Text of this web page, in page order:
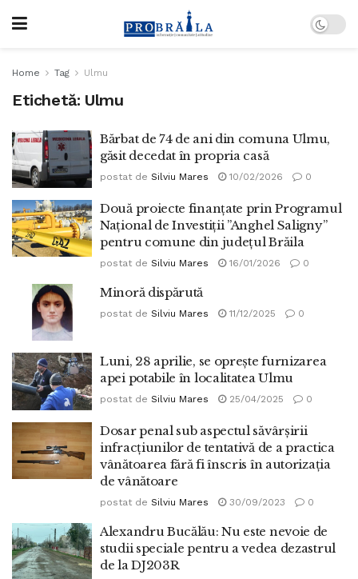
Home Tag Ulmu
Etichetă: Ulmu
Bărbat de 74 de ani din comuna Ulmu,
găsit decedat în propria casă
postat de Silviu Mares 10/02/2026 0
Două proiecte finanțate prin Programul
Național de Investiții ”Anghel Saligny”
pentru comune din județul Brăila
postat de Silviu Mares 16/01/2026 0
Minoră dispărută
postat de Silviu Mares 11/12/2025 0
Luni, 28 aprilie, se oprește furnizarea
apei potabile în localitatea Ulmu
postat de Silviu Mares 25/04/2025 0
Dosar penal sub aspectul săvârșirii
infracțiunilor de tentativă de a practica
vânătoarea fără fi înscris în autorizația
de vânătoare
postat de Silviu Mares 30/09/2023 0
Alexandru Bucălău: Nu este nevoie de
studii speciale pentru a vedea dezastrul
de la DJ203R